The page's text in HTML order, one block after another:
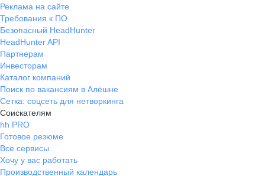
Реклама на сайте
Требования к ПО
Безопасный HeadHunter
HeadHunter API
Партнерам
Инвесторам
Каталог компаний
Поиск по вакансиям в Алёшне
Сетка: соцсеть для нетворкинга
Соискателям
hh PRO
Готовое резюме
Все сервисы
Хочу у вас работать
Производственный календарь